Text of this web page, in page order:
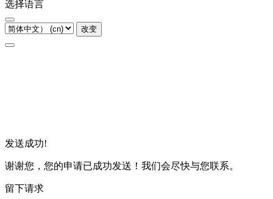
选择语言
改变
发送成功!
谢谢您，您的申请已成功发送！我们会尽快与您联系。
留下请求